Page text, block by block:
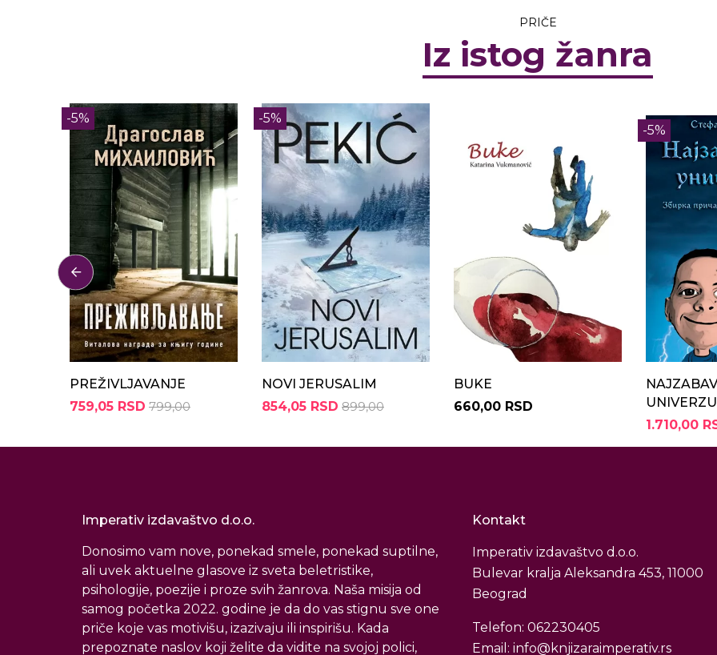
PRIČE
Iz istog žanra
-5%
PREŽIVLJAVANJE
759,05 RSD 799,00
-5%
NOVI JERUSALIM
854,05 RSD 899,00
BUKE
660,00 RSD
-5%
1.710,00
Imperativ izdavaštvo d.o.o.
Donosimo vam nove, ponekad smele, ponekad suptilne,
ali uvek aktuelne glasove iz sveta beletristike,
psihologije, poezije i proze svih žanrova. Naša misija od
samog početka 2022. godine je da do vas stignu sve one
priče koje vas motivišu, izazivaju ili inspirišu. Kada
prepoznate naslov koji želite da vidite na svojoj polici,
Kontakt
Imperativ izdavaštvo d.o.o.
Bulevar kralja Aleksandra 453, 11000
Beograd
Telefon: 062230405
Email: info@knjizaraimperativ.rs